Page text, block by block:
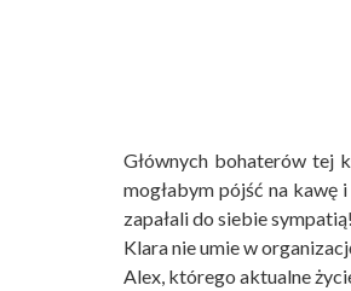
Głównych bohaterów tej
mogłabym pójść na kawę
zapałali do siebie
Klara nie umie w
Alex, którego aktualne